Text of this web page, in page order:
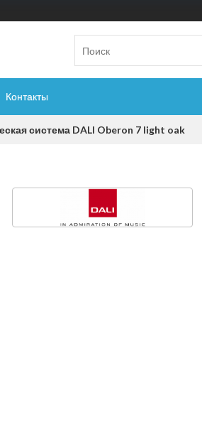
Контакты
система DALI Oberon 7 light oak